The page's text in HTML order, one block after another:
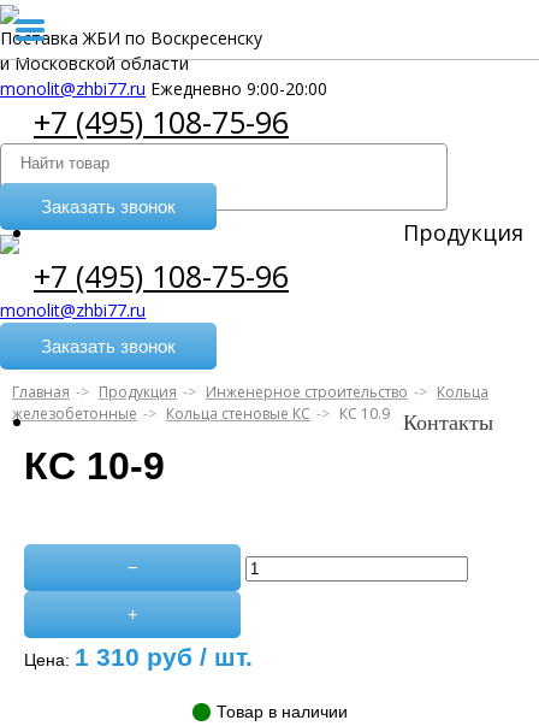
Продукция
Контакты
Поставка ЖБИ по Воскресенску
и Московской области
monolit@zhbi77.ru Ежедневно 9:00-20:00
+7 (495) 108-75-96
Заказать звонок
+7 (495) 108-75-96
monolit@zhbi77.ru
Заказать звонок
Главная Продукция Инженерное строительство
Кольца
железобетонные
Кольца стеновые КС КС 10.9
КС 10-9
−
+
Цена: 1 310 руб / шт.
Товар в наличии